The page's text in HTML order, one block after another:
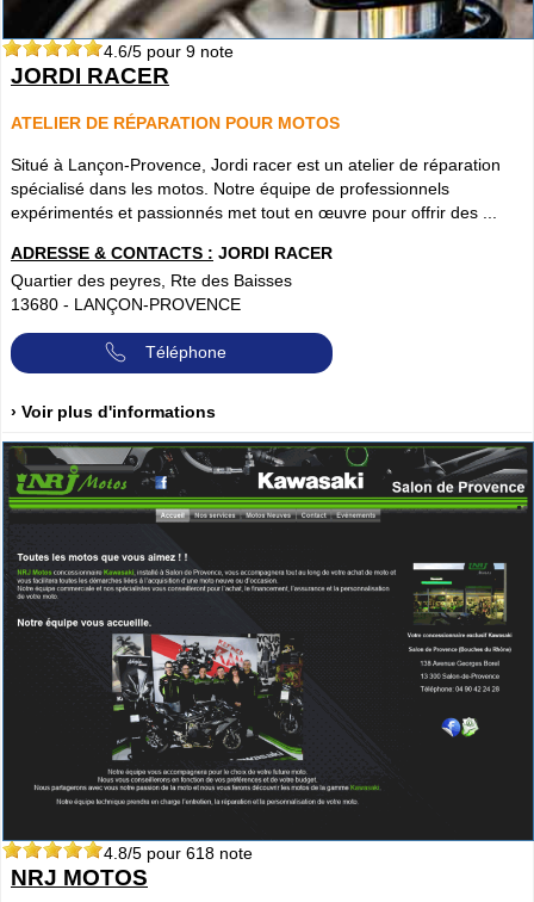
4.6/5 pour 9 note
JORDI RACER
ATELIER DE RÉPARATION POUR MOTOS
Situé à Lançon-Provence, Jordi racer est un atelier de réparation
spécialisé dans les motos. Notre équipe de professionnels
expérimentés et passionnés met tout en œuvre pour offrir des ...
ADRESSE & CONTACTS : JORDI RACER
Quartier des peyres, Rte des Baisses
13680 - LANÇON-PROVENCE
Téléphone
› Voir plus d'informations
4.8/5 pour 618 note
NRJ MOTOS